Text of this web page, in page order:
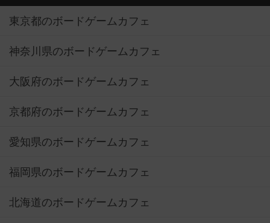
東京都のボードゲームカフェ
神奈川県のボードゲームカフェ
大阪府のボードゲームカフェ
京都府のボードゲームカフェ
愛知県のボードゲームカフェ
福岡県のボードゲームカフェ
北海道のボードゲームカフェ